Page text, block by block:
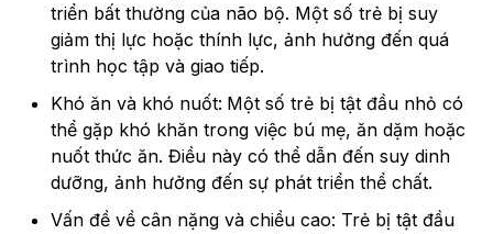
triển bất thường của não bộ. Một số trẻ bị suy
giảm thị lực hoặc thính lực, ảnh hưởng đến quá
trình học tập và giao tiếp.
Khó ăn và khó nuốt: Một số trẻ bị tật đầu nhỏ có
thể gặp khó khăn trong việc bú mẹ, ăn dặm hoặc
nuốt thức ăn. Điều này có thể dẫn đến suy dinh
dưỡng, ảnh hưởng đến sự phát triển thể chất.
Vấn đề về cân nặng và chiều cao: Trẻ bị tật đầu